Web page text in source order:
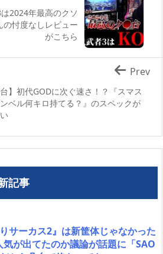
2024年最高のクソ
忖度なしレビュー
がこちら
台】初代GODに次ぐ速さ！？『スマス
ベル何キロ持てる？』のスペックが
Prev
記事
りサーカス2』は新筐体じゃなかった
気が出てたのか議論が話題に「SAO